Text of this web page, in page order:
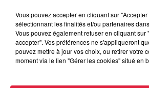
Laissez vous bercer par les contes liés
nos traditions et à notre nature si
mairie des villages GRATUIT.
à Baldenheim Programme financé par
centre Alsace en partenariat avec la
Vous pouvez accepter en cliquant sur
sélectionnant les finalités et/ou partenaires
Vous pouvez également refuser en cliquant sur
accepter". Vos préférences ne s'appliqueront
pouvez mettre à jour vos choix, ou retirer votre
moment via le lien "Gérer les cookies" situé en